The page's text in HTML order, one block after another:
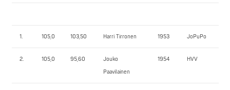
1. 105,0 103,50 Harri Tirronen 1953 JoPuPo
2. 105,0 95,60
Jouko
Paavilainen
1954 HVV